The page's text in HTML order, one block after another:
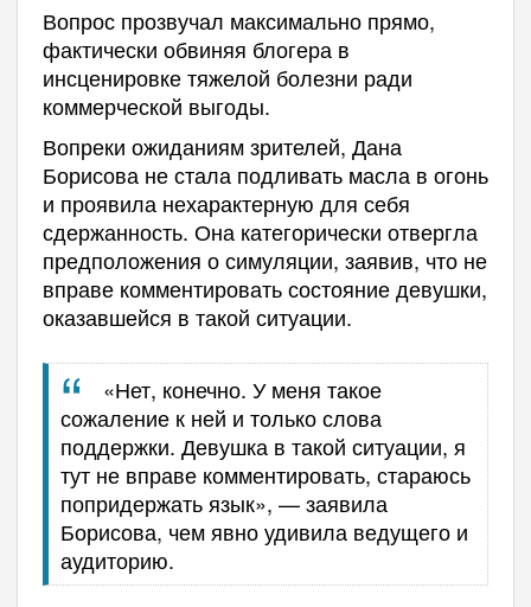
Вопрос прозвучал максимально прямо,
фактически обвиняя блогера в
инсценировке тяжелой болезни ради
коммерческой выгоды.
Вопреки ожиданиям зрителей, Дана
Борисова не стала подливать масла в огонь
и проявила нехарактерную для себя
сдержанность. Она категорически отвергла
предположения о симуляции, заявив, что не
вправе комментировать состояние девушки,
оказавшейся в такой ситуации.
«Нет, конечно. У меня такое
сожаление к ней и только слова
поддержки. Девушка в такой ситуации, я
тут не вправе комментировать, стараюсь
попридержать язык», — заявила
Борисова, чем явно удивила ведущего и
аудиторию.